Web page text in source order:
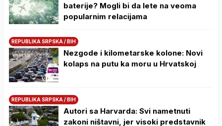
baterije? Mogli bi da lete na veoma
popularnim relacijama
REPUBLIKA SRPSKA / BIH
Nezgode i kilometarske kolone: Novi
kolaps na putu ka moru u Hrvatskoj
REPUBLIKA SRPSKA / BIH
Autori sa Harvarda: Svi nametnuti
zakoni ništavni, jer visoki predstavnik